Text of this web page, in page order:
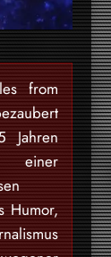
from
Jahren
Humor,